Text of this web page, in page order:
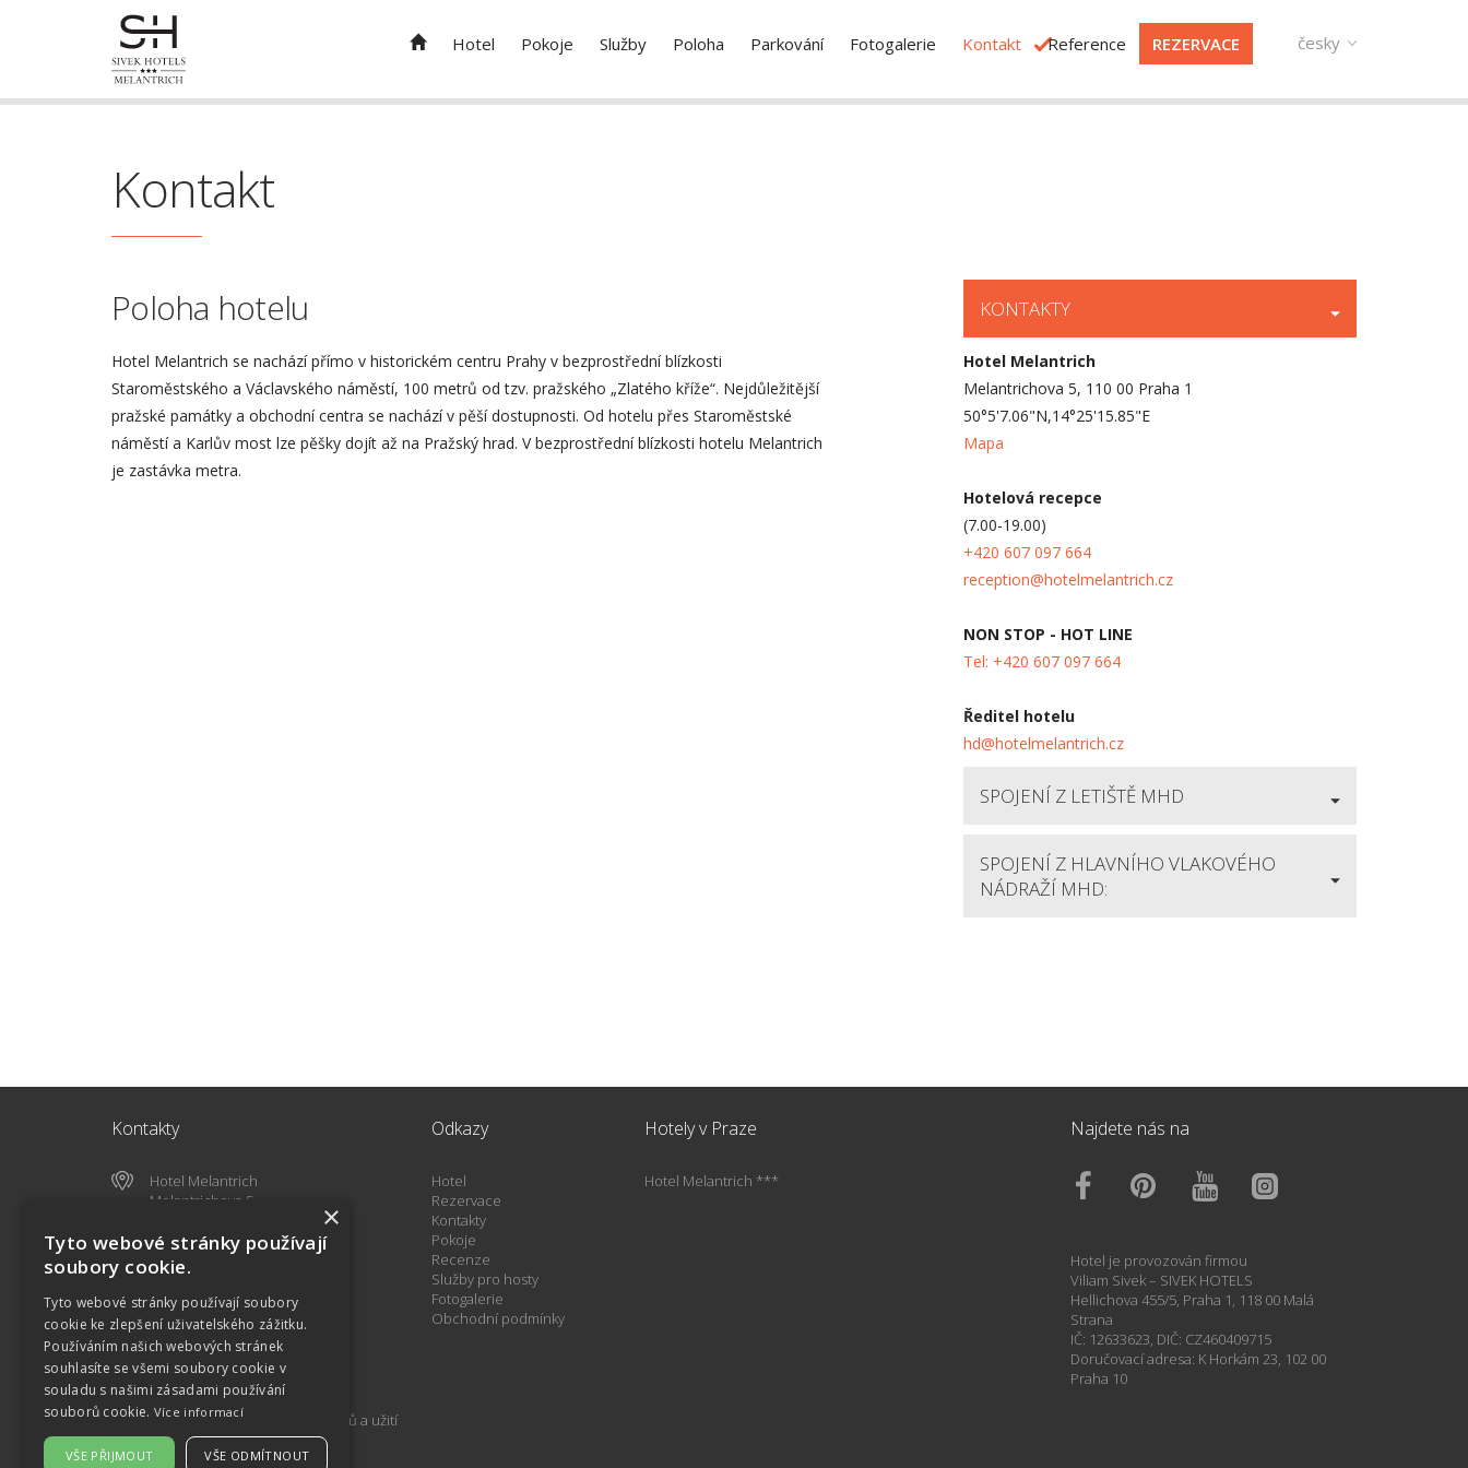
Strana nenalezena!
Hotel Pokoje Služby Poloha Parkování Fotogalerie Kontakt Reference REZERVACE česky
Kontakt
Poloha hotelu
Hotel Melantrich se nachází přímo v historickém centru Prahy v bezprostřední blízkosti
Staroměstského a Václavského náměstí, 100 metrů od tzv. pražského „Zlatého kříže“. Nejdůležitější
pražské památky a obchodní centra se nachází v pěší dostupnosti. Od hotelu přes Staroměstské
náměstí a Karlův most lze pěšky dojít až na Pražský hrad. V bezprostřední blízkosti hotelu Melantrich
je zastávka metra.
KONTAKTY
Hotel Melantrich
Melantrichova 5, 110 00 Praha 1
50°5'7.06"N,14°25'15.85"E
Mapa
Hotelová recepce
(7.00-19.00)
+420 607 097 664
reception@hotelmelantrich.cz
NON STOP - HOT LINE
Tel: +420 607 097 664
Ředitel hotelu
hd@hotelmelantrich.cz
SPOJENÍ Z LETIŠTĚ MHD
SPOJENÍ Z HLAVNÍHO VLAKOVÉHO
NÁDRAŽÍ MHD:
Kontakty
Hotel Melantrich
Melantrichova 5
reception @hotelmelantrich.cz
+420 607 097 664
(7.00-19.00)
NON STOP - HOT LINE
+420 607 097 664
50°5'7.06"N,14°25'15.85"E
Poučení o zpracování osobních údajů a užití
cookies
Odkazy
Hotel
Rezervace
Kontakty
Pokoje
Recenze
Služby pro hosty
Fotogalerie
Obchodní podmínky
Hotely v Praze
Hotel Melantrich ***
Najdete nás na
Hotel je provozován firmou
Viliam Sivek – SIVEK HOTELS
Hellichova 455/5, Praha 1, 118 00 Malá
Strana
IČ: 12633623, DIČ: CZ460409715
Doručovací adresa: K Horkám 23, 102 00
Praha 10
×
Tyto webové stránky používají
soubory cookie.
Tyto webové stránky používají soubory
cookie ke zlepšení uživatelského zážitku.
Používáním našich webových stránek
souhlasíte se všemi soubory cookie v
souladu s našimi zásadami používání
souborů cookie. Více informací
VŠE PŘIJMOUT VŠE ODMÍTNOUT